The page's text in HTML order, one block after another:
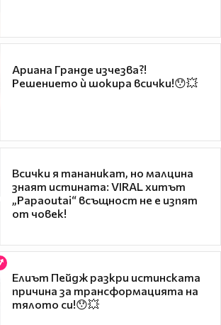
Ариана Гранде изчезва?!
Решението ѝ шокира всички!😯💥
Всички я тананикат, но малцина
знаят истината: VIRAL хитът
„Papaoutai“ всъщност не е изпят
от човек!
Елиът Пейдж разкри истинската
причина за трансформацията на
тялото си!😯💥